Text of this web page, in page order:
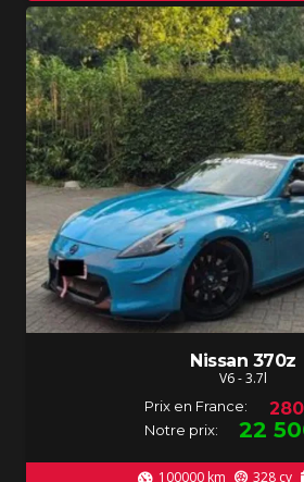
Nissan 370z
V6 - 3.7l
Prix en France:
Notre prix: 22
100000 km 328cv